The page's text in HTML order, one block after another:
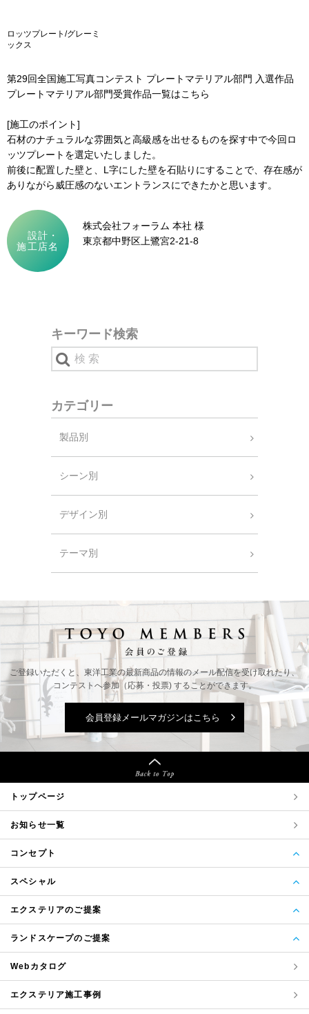
ロッツプレート/グレーミ
ックス
第29回全国施工写真コンテスト プレートマテリアル部門 入選作品
プレートマテリアル部門受賞作品一覧はこちら
[施工のポイント]
石材のナチュラルな雰囲気と高級感を出せるものを探す中で今回ロ
ッツプレートを選定いたしました。
前後に配置した壁と、L字にした壁を石貼りにすることで、存在感が
ありながら威圧感のないエントランスにできたかと思います。
設計・
施工店名
株式会社フォーラム 本社 様
東京都中野区上鷺宮2-21-8
キーワード検索
カテゴリー
製品別
シーン別
デザイン別
テーマ別
ご登録いただくと、東洋工業の最新商品の情報のメール配信を受け取れたり、
コンテストへ参加（応募・投票) することができます。
会員登録メールマガジンはこちら
トップページ
お知らせ一覧
コンセプト
スペシャル
エクステリアのご提案
ランドスケープのご提案
Webカタログ
エクステリア施工事例